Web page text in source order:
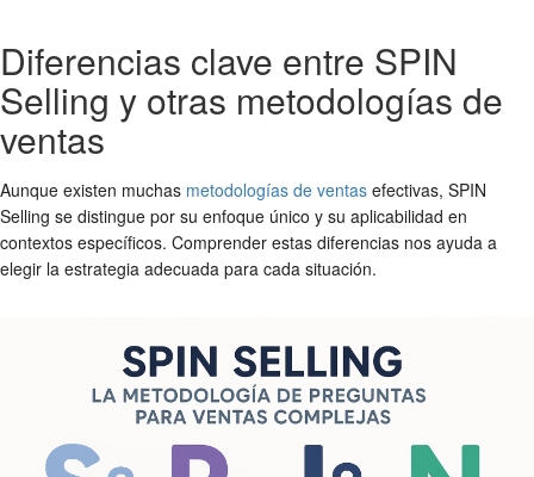
Diferencias clave entre SPIN
Selling y otras metodologías de
ventas
Aunque existen muchas metodologías de ventas efectivas, SPIN
Selling se distingue por su enfoque único y su aplicabilidad en
contextos específicos. Comprender estas diferencias nos ayuda a
elegir la estrategia adecuada para cada situación.